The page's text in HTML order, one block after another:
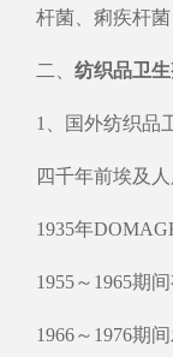
杆菌、痢疾杆
二、 纺织品卫
1、国外纺织品
四千年前埃及
1935年
1955～1965期
1966～1976期